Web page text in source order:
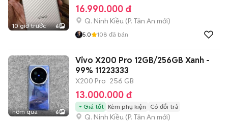
10 giờ trước 6
16.990.000 đ
Q. Ninh Kiều (P. Tân An mới)
5.0 108 đã bán
hôm qua 6
Vivo X200 Pro 12GB/256GB Xanh -
99% 11223333
X200 Pro 256 GB
13.000.000 đ
Giá tốt Kèm phụ kiện Có đổi trả
Q. Ninh Kiều (P. Tân An mới)